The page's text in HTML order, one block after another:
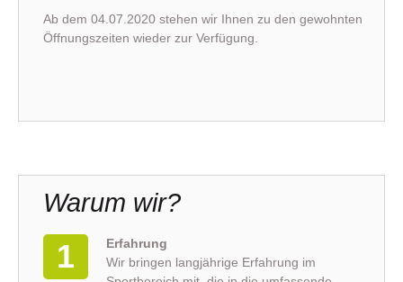
Ab dem 04.07.2020 stehen wir Ihnen zu den gewohnten
Öffnungszeiten wieder zur Verfügung.
Warum wir?
1
Erfahrung
Wir bringen langjährige Erfahrung im